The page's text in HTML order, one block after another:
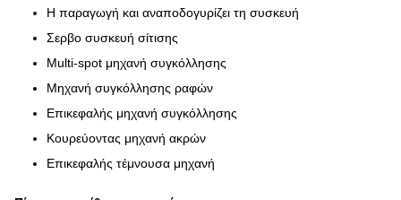
Η παραγωγή και αναποδογυρίζει τη συσκευή
Σερβο συσκευή σίτισης
Multi-spot μηχανή συγκόλλησης
Μηχανή συγκόλλησης ραφών
Επικεφαλής μηχανή συγκόλλησης
Κουρεύοντας μηχανή ακρών
Επικεφαλής τέμνουσα μηχανή